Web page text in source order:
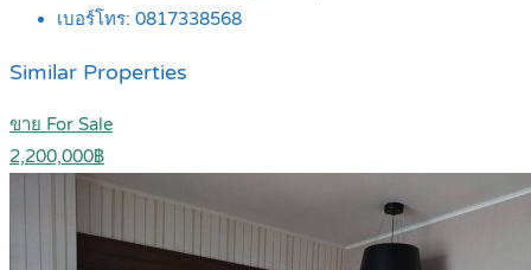
เบอร์โทร: 0817338568
Similar Properties
ขาย For Sale
2,200,000฿